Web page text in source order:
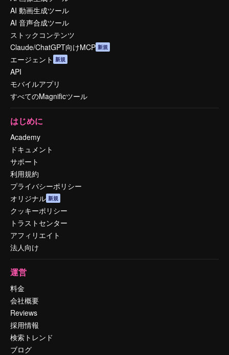
AI 動画生成ツール
AI 音声合成ツール
ストックコンテンツ
Claude/ChatGPT向けMCP 新規
エージェント 新規
API
モバイルアプリ
すべてのMagnificツール
はじめに
Academy
ドキュメント
サポート
利用規約
プライバシーポリシー
オリジナル 新規
クッキーポリシー
トラストセンター
アフィリエイト
法人向け
運営
料金
会社概要
Reviews
採用情報
検索トレンド
ブログ